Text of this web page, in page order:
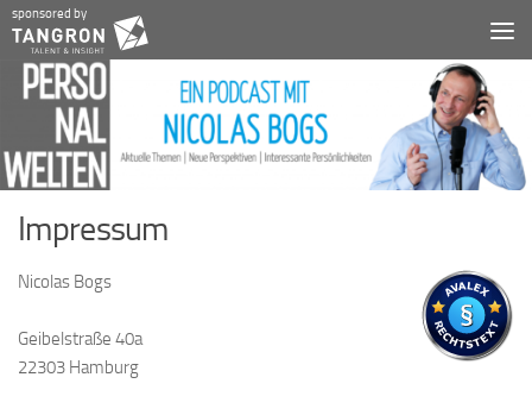
Zum Inhalt springen
sponsored by
Impressum
Nicolas Bogs
Geibelstraße 40a
22303 Hamburg